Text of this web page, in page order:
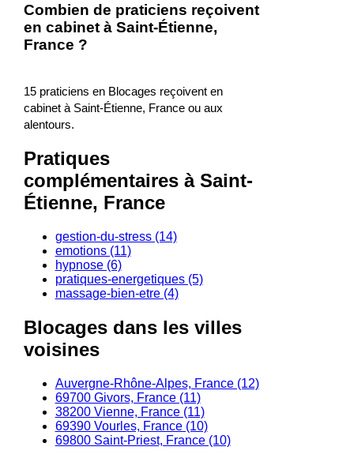
Combien de praticiens reçoivent
en cabinet à Saint-Étienne,
France ?
15 praticiens en Blocages reçoivent en
cabinet à Saint-Étienne, France ou aux
alentours.
Pratiques
complémentaires à Saint-
Étienne, France
gestion-du-stress (14)
emotions (11)
hypnose (6)
pratiques-energetiques (5)
massage-bien-etre (4)
Blocages dans les villes
voisines
Auvergne-Rhône-Alpes, France (12)
69700 Givors, France (11)
38200 Vienne, France (11)
69390 Vourles, France (10)
69800 Saint-Priest, France (10)